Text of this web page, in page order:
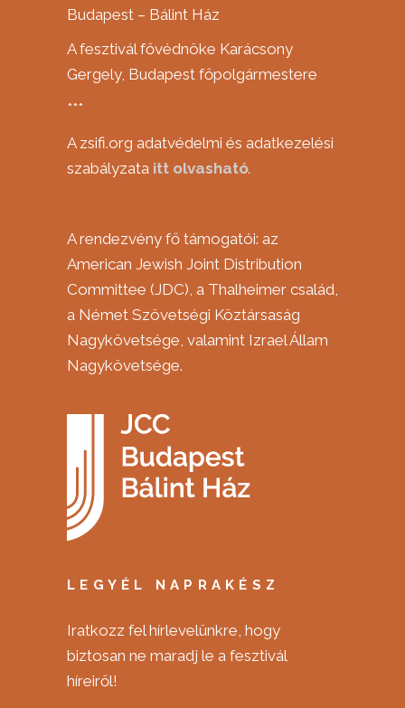
Budapest – Bálint Ház
A fesztivál fővédnöke Karácsony
Gergely, Budapest főpolgármestere
***
A zsifi.org adatvédelmi és adatkezelési
szabályzata itt olvasható.
A rendezvény fő támogatói: az
American Jewish Joint Distribution
Committee (JDC), a Thalheimer család,
a Német Szövetségi Köztársaság
Nagykövetsége, valamint Izrael Állam
Nagykövetsége.
LEGYÉL NAPRAKÉSZ
Iratkozz fel hírlevelünkre, hogy
biztosan ne maradj le a fesztivál
híreiről!